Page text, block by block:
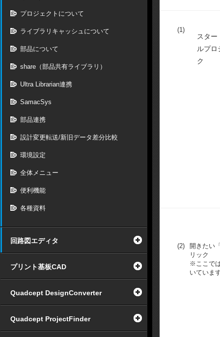
プロジェクトについて
ライブラリキャッシュについて
部品について
share（部品共有ライブラリ）
Ultra Librarian連携
SamacSys
部品連携
設計変更転送/新旧データ差分比較
環境設定
全体メニュー
便利機能
各種資料
回路図エディタ
プリント基板CAD
Quadcept DesignConverter
Quadcept ProjectFinder
(1)
スター
ルプロ
ク
(2)
開きたい
リック
※ここで
いていま